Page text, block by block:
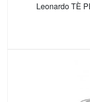
Leonardo TÈ